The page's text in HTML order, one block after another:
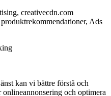
creativecdn.com
Ads
kan vi bättre förstå och
och optimera